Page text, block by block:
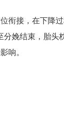
衔接，在下降
娩结束，胎
响。